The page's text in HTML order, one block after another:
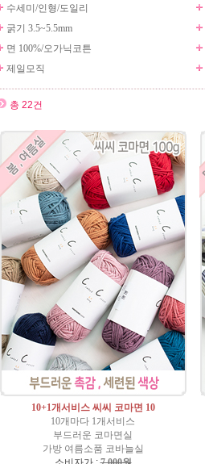
수세미/인형/도일리
굵기 3.5~5.5mm
면 100%/오가닉코튼
제일모직
총 22건
10+1개서비스 씨씨 코마면 10
10개마다 1개서비스
부드러운 코마면실
가방 여름소품 코바늘실